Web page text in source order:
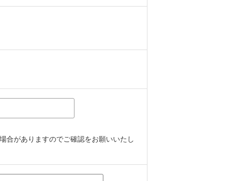
合がありますのでご確認をお願いいたし